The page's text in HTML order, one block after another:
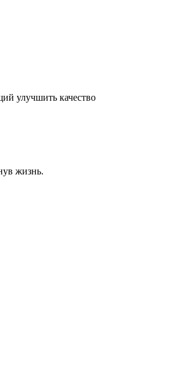
улучшить качество
жизнь.